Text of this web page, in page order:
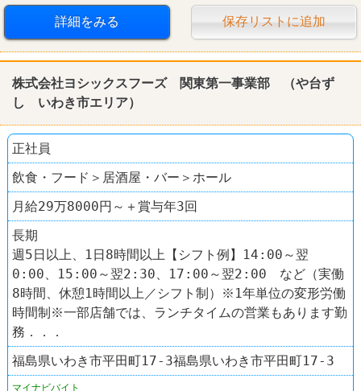
詳細をみる 保存リストに追加
株式会社ヨシックスフーズ 関東第一事業部 （や台ず
し いわき市エリア）
正社員
飲食・フード＞居酒屋・バー＞ホール
月給29万8000円～＋賞与年3回
長期
週5日以上、1日8時間以上【シフト例】14:00～翌
0:00、15:00～翌2:30、17:00～翌2:00 など（実働
8時間、休憩1時間以上／シフト制）※1年単位の変形労働
時間制※一部店舗では、ランチタイムの営業もあります勤
務．．．
福島県いわき市平田町17-3福島県いわき市平田町17-3
マイナビバイト